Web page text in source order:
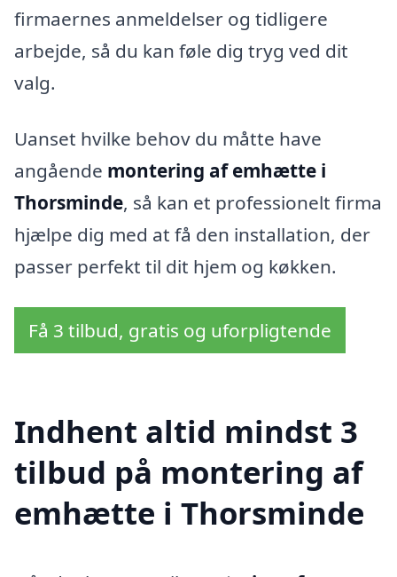
firmaernes anmeldelser og tidligere
arbejde, så du kan føle dig tryg ved dit
valg.
Uanset hvilke behov du måtte have
angående montering af emhætte i
Thorsminde, så kan et professionelt firma
hjælpe dig med at få den installation, der
passer perfekt til dit hjem og køkken.
Få 3 tilbud, gratis og uforpligtende
Indhent altid mindst 3
tilbud på montering af
emhætte i Thorsminde